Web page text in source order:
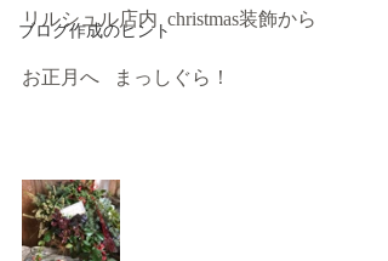
ブログ作成のヒント
リルシュル店内  christmas装飾から
お正月へ   まっしぐら！